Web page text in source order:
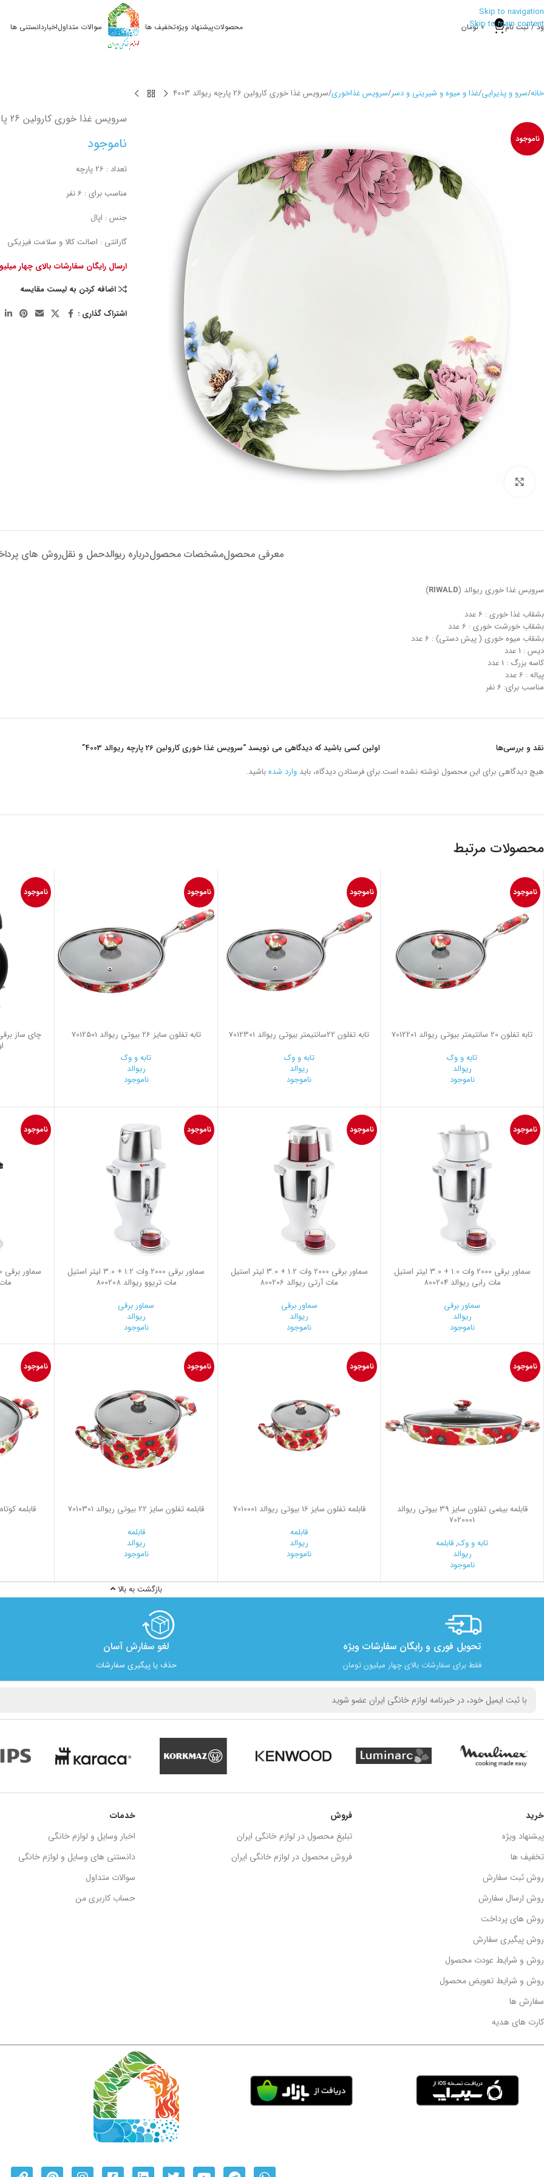
Skip to navigation
Skip to main content
/ ثبت نام 0
0 تومان محصولاتپیشنهاد ویژهتخفیف ها سوالات متداولاخباردانستنی ها
خانه سرو و پذیرایی غذا و میوه و شیرینی و دسر سرویس غذاخوری سرویس غذا خوری کارولین 26 پارچه ریوالد 4003
ناموجود
سرویس غذا خوری کارولین 26 پارچه ریوالد 4003
ناموجود
تعداد : 26 پارچه
مناسب برای : 6 نفر
جنس : اپال
گارانتی : اصالت کالا و سلامت فیزیکی
ارسال رایگان سفارشات بالای چهار
اضافه کردن به لیست مقایسه
اشتراک گذاری :
معرفی محصولمشخصات محصولدرباره ریوالدحمل و نقلروش های
سرویس غذا خوری ریوالد (RIWALD
)
بشقاب غذا خوری : 6 عدد
بشقاب خورشت خوری : 6 عدد
بشقاب میوه خوری ( پیش دستی) : 6 عدد
دیس : 1 عدد
کاسه بزرگ : 1 عدد
پیاله : 6 عدد
مناسب برای: 6 نفر
نقد و بررسی‌ها
هیچ دیدگاهی برای این محصول نوشته نشده است.
اولین کسی باشید که دیدگاهی می نویسد “سرویس غذا خوری کارولین 26 پارچه ریوالد 4003”
برای فرستادن دیدگاه، باید وارد شدهباشید.
محصولات مرتبط
ناموجود
تابه تفلون 20 سانتیمتر بیوتی ریوالد 7012201
تابه و وک
ریوالد
ناموجود
ناموجود
تابه تفلون 22سانتیمتر بیوتی ریوالد 7012301
تابه و وک
ریوالد
ناموجود
ناموجود
تابه تفلون سایز 26 بیوتی ریوالد 7012501
تابه و وک
ریوالد
ناموجود
ناموجود
ناموجود
سماور برقی 2000 وات 1.0 + 3.0 لیتر استیل
مات رابی ریوالد 800204
سماور برقی
ریوالد
ناموجود
ناموجود
سماور برقی 2000 وات 1.2 + 3.0 لیتر استیل
مات آرتی ریوالد 800206
سماور برقی
ریوالد
ناموجود
ناموجود
سماور برقی 2000 وات 1.2 + 3.0 لیتر استیل
مات تریوو ریوالد 800208
سماور برقی
ریوالد
ناموجود
ناموجود
مات
ناموجود
قابلمه بیضی تفلون سایز 39 بیوتی ریوالد
7020001
تابه و وک,قابلمه
ریوالد
ناموجود
ناموجود
قابلمه تفلون سایز 16 بیوتی ریوالد 7010001
قابلمه
ریوالد
ناموجود
ناموجود
قابلمه تفلون سایز 22 بیوتی ریوالد 7010301
قابلمه
ریوالد
ناموجود
ناموجود
بازگشت به بالا
تحویل فوری و رایگان سفارشات ویژه
فقط برای سفارشات بالای چهار میلیون تومان
لغو سفارش آسان​
حذف یا پیگیری سفارشات
خرید
پیشنهاد ویژه
تخفیف ها
روش ثبت سفارش
روش ارسال سفارش
روش های پرداخت
روش پیگیری سفارش
روش و شرایط عودت محصول
روش و شرایط تعویض محصول
سفارش ها
کارت های هدیه
فروش
تبلیغ محصول در لوازم خانگی ایران
فروش محصول در لوازم خانگی ایران
خدمات
اخبار وسایل و لوازم خانگی
دانستنی های وسایل و لوازم خانگی
سوالات متداول
حساب کاربری من